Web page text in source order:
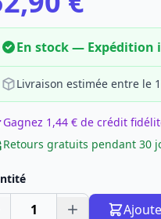
En stock — Expédition
Livraison estimée entre le
Gagnez 1,44 € de crédit
Retours gratuits pendant 30
1